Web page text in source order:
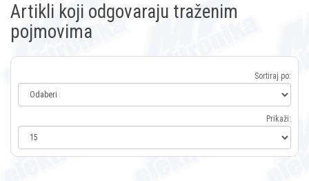
Artikli koji odgovaraju traženim
pojmovima
Sortiraj po:
Prikaži: